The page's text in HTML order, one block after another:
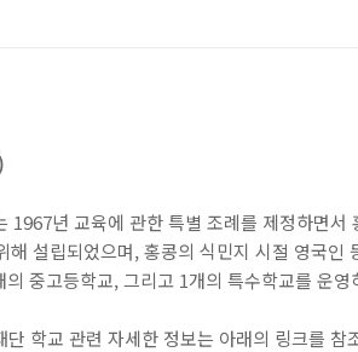
년 교육에 관한 특별 조례를 제정하면서
립되었으며, 홍콩의 식민지 시절 영국인
중고등학교, 그리고 1개의 특수학교를 운영
교 관련 자세한 정보는 아래의 링크를 참